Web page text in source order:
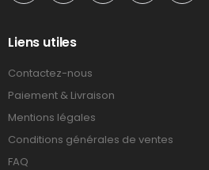
Liens utiles
Contactez-nous
Paiement & Livraison
Mentions légales
Conditions générales de ventes
FAQ